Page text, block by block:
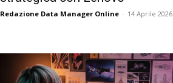
Redazione Data Manager Online - 14 Aprile 2026